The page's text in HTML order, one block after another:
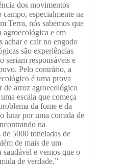
dos movimentos
especialmente na
Terra, nós sabemos que
agroecológica e em
achar e cair no engodo
são experiências
seriam responsáveis e
Pelo contrário, a
é uma prova
de arroz agroecológico
escala que começa
da fome e da
lutar por uma comida de
na
5000 toneladas de
de mais de um
e vemos que o
de verdade.”